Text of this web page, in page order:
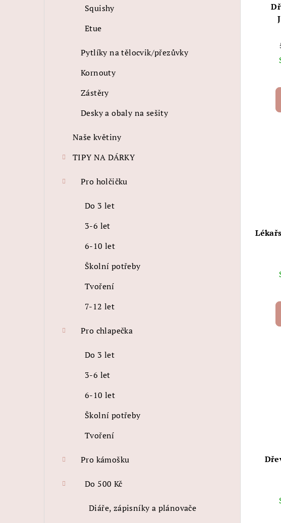
Squishy
Etue
Pytlíky na tělocvik/přezůvky
Kornouty
Zástěry
Desky a obaly na sešity
Naše květiny
TIPY NA DÁRKY
Pro holčičku
Do 3 let
3-6 let
6-10 let
Školní potřeby
Tvoření
7-12 let
Pro chlapečka
Do 3 let
3-6 let
6-10 let
Školní potřeby
Tvoření
Pro kámošku
Do 500 Kč
Diáře, zápisníky a plánovače